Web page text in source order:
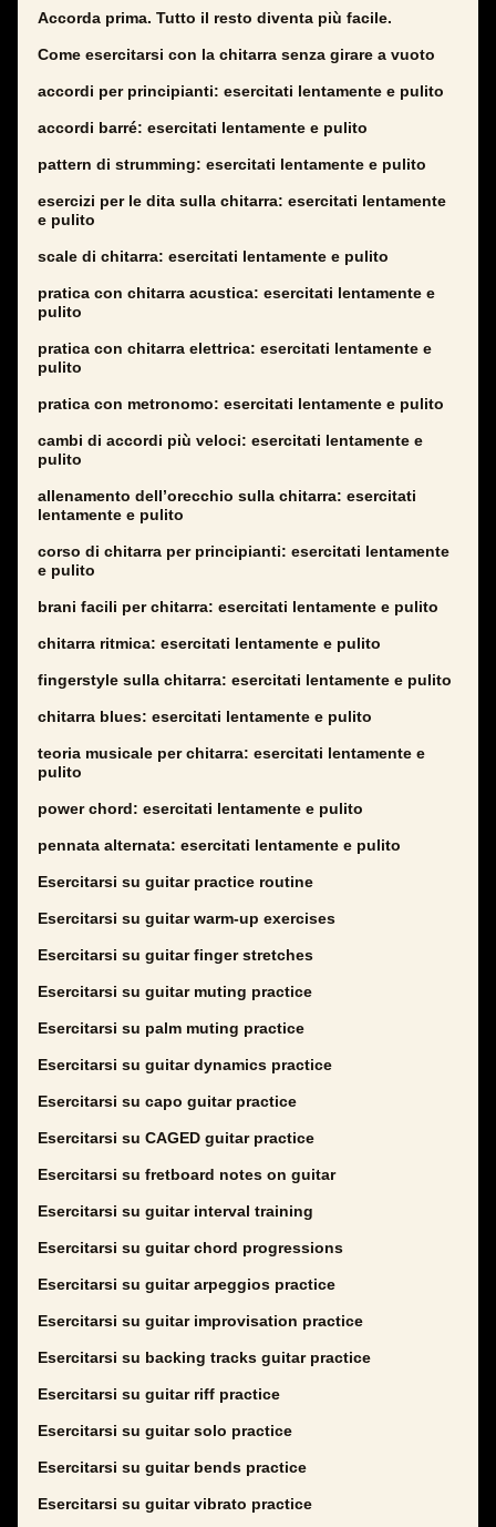
Accorda prima. Tutto il resto diventa più facile.
Come esercitarsi con la chitarra senza girare a vuoto
accordi per principianti: esercitati lentamente e pulito
accordi barré: esercitati lentamente e pulito
pattern di strumming: esercitati lentamente e pulito
esercizi per le dita sulla chitarra: esercitati lentamente
e pulito
scale di chitarra: esercitati lentamente e pulito
pratica con chitarra acustica: esercitati lentamente e
pulito
pratica con chitarra elettrica: esercitati lentamente e
pulito
pratica con metronomo: esercitati lentamente e pulito
cambi di accordi più veloci: esercitati lentamente e
pulito
allenamento dell’orecchio sulla chitarra: esercitati
lentamente e pulito
corso di chitarra per principianti: esercitati lentamente
e pulito
brani facili per chitarra: esercitati lentamente e pulito
chitarra ritmica: esercitati lentamente e pulito
fingerstyle sulla chitarra: esercitati lentamente e pulito
chitarra blues: esercitati lentamente e pulito
teoria musicale per chitarra: esercitati lentamente e
pulito
power chord: esercitati lentamente e pulito
pennata alternata: esercitati lentamente e pulito
Esercitarsi su guitar practice routine
Esercitarsi su guitar warm-up exercises
Esercitarsi su guitar finger stretches
Esercitarsi su guitar muting practice
Esercitarsi su palm muting practice
Esercitarsi su guitar dynamics practice
Esercitarsi su capo guitar practice
Esercitarsi su CAGED guitar practice
Esercitarsi su fretboard notes on guitar
Esercitarsi su guitar interval training
Esercitarsi su guitar chord progressions
Esercitarsi su guitar arpeggios practice
Esercitarsi su guitar improvisation practice
Esercitarsi su backing tracks guitar practice
Esercitarsi su guitar riff practice
Esercitarsi su guitar solo practice
Esercitarsi su guitar bends practice
Esercitarsi su guitar vibrato practice